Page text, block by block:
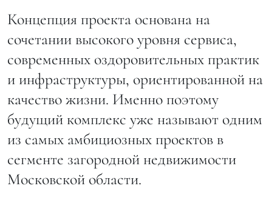
Концепция проекта основана на
сочетании высокого уровня сервиса,
современных оздоровительных практик
и инфраструктуры, ориентированной на
качество жизни. Именно поэтому
будущий комплекс уже называют одним
из самых амбициозных проектов в
сегменте загородной недвижимости
Московской области.